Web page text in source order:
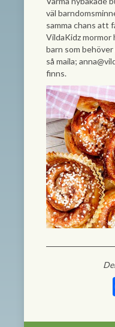
väl
samma chans att
VildaKidz mormor
barn som
så maila;
finns.